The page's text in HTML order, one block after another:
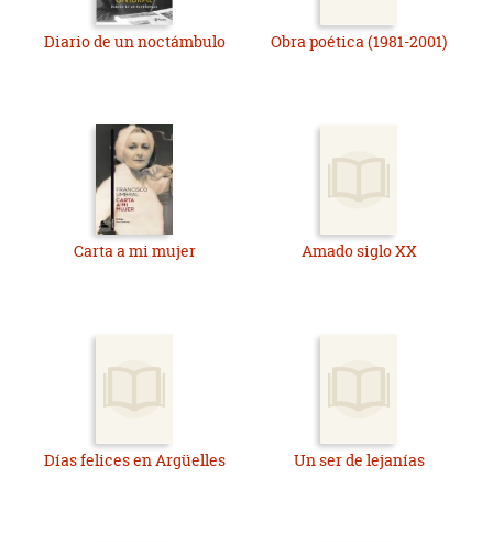
Diario de un noctámbulo Obra poética (1981-2001)
Carta a mi mujer Amado siglo XX
Días felices en Argüelles Un ser de lejanías